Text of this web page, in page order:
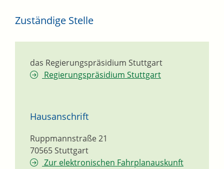
Zuständige Stelle
das Regierungspräsidium Stuttgart
Regierungspräsidium Stuttgart
Hausanschrift
Ruppmannstraße 21
70565Stuttgart
Zur elektronischen Fahrplanauskunft